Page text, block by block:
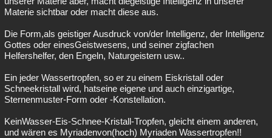
Materie sichtbar oder macht diese aus.
Die Form,als geistiger Ausdruck von/der Intelligenz, der Intelligenz
Gottes oder einesGeistwesens, und seiner zigfachen
Helfershelfer, den Engeln, Naturgeistern usw..
Ein jeder Wassertropfen, so er zu einem Eiskristall oder
Schneekristall wird, hatseine eigene und auch einzigartige,
Sternenmuster-Form oder -Konstellation.
KeinWasser-Eis-Schnee-Kristall-Tropfen, gleicht einem anderen,
und wären es Myriadenvon(hoch) Myriaden Wassertropfen!!